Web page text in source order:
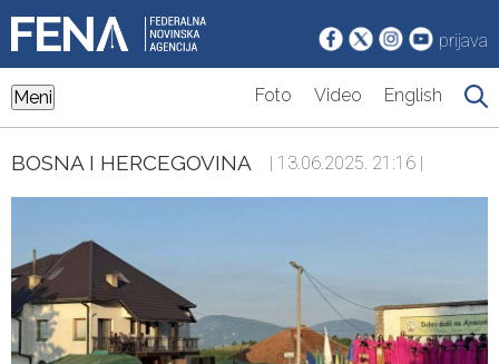
prijava
Meni Foto Video English
BOSNA I HERCEGOVINA | 13.06.2025. 21:16 |